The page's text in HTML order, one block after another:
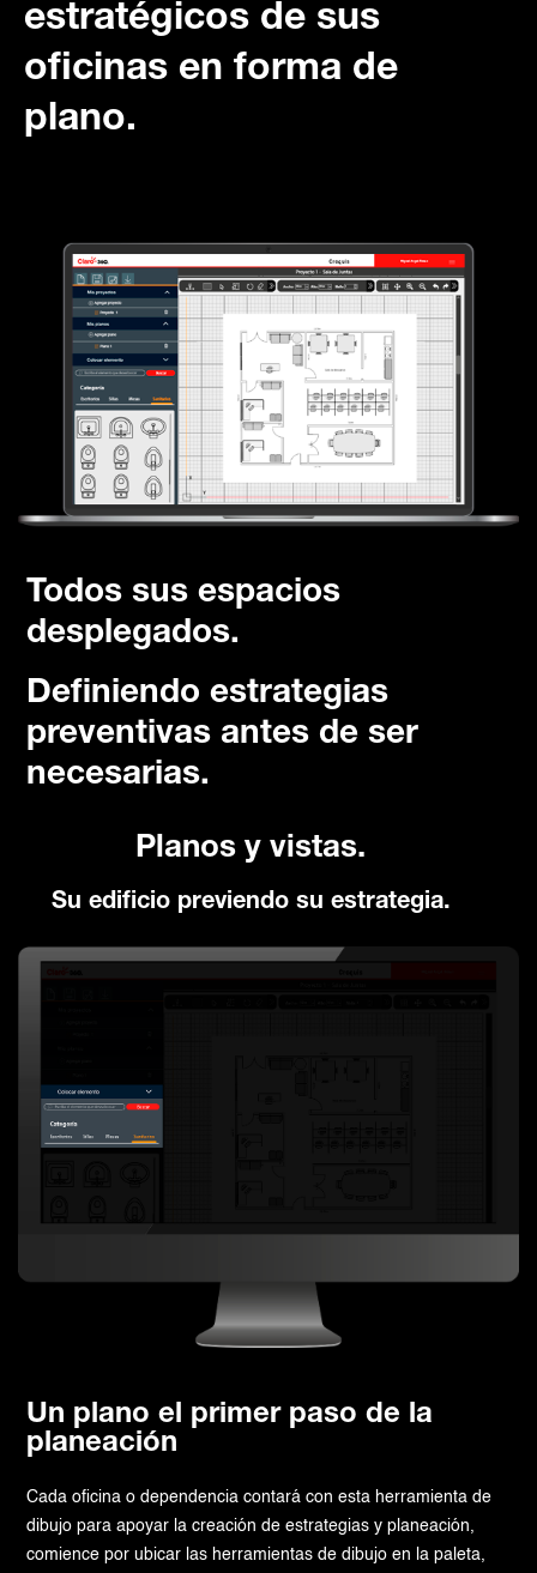
estratégicos de sus
oficinas en forma de
plano.
Todos sus espacios
desplegados.
Definiendo estrategias
preventivas antes de ser
necesarias.
Planos y vistas.
Su edificio previendo su estrategia.
Un plano el primer paso de la
planeación
Cada oficina o dependencia contará con esta herramienta de
dibujo para apoyar la creación de estrategias y planeación,
comience por ubicar las herramientas de dibujo en la paleta,